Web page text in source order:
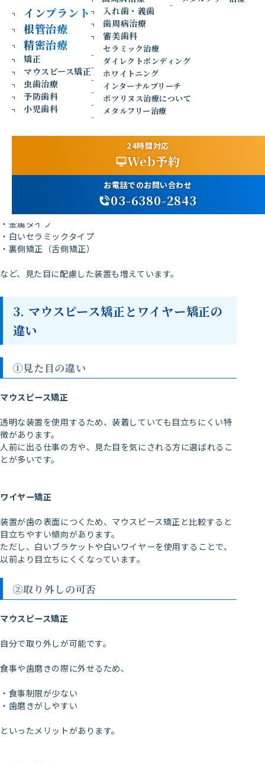
インプラント
根管治療
精密治療
矯正
マウスピース矯正
虫歯治療
予防歯科
小児歯科
入れ歯・義歯
歯周病治療
審美歯科
セラミック治療
ダイレクトボンディング
ホワイトニング
インターナルブリーチ
ボツリヌス治療について
メタルフリー治療
24時間対応
Web予約
お電話でのお問い合わせ
03-6380-2843
マウスピース矯正は、透明なマウスピース型装置を使用して
歯を動かしていく矯正方法です。
少しずつ形の異なるマウスピースへ交換しながら、段階的に
歯並びを整えていきます。
透明で目立ちにくいことから、近年人気が高まっている矯正
方法です。
2. ワイヤー矯正とは？
ワイヤー矯正は、歯の表面にブラケットという装置を装着し、ワイ
の力で歯を動かしていく矯正方法です。
昔から広く行われている治療方法で、幅広い症例に対応できる特徴
ます。
・金属タイプ
・白いセラミックタイプ
・裏側矯正（舌側矯正）
など、見た目に配慮した装置も増えています。
3. マウスピース矯正とワイヤー矯正の
違い
①見た目の違い
マウスピース矯正
透明な装置を使用するため、装着していても目立ちにくい特
徴があります。
人前に出る仕事の方や、見た目を気にされる方に選ばれるこ
とが多いです。
ワイヤー矯正
装置が歯の表面につくため、マウスピース矯正と比較すると
目立ちやすい傾向があります。
ただし、白いブラケットや白いワイヤーを使用することで、
以前より目立ちにくくなっています。
②取り外しの可否
マウスピース矯正
自分で取り外しが可能です。
食事や歯磨きの際に外せるため、
・食事制限が少ない
・歯磨きがしやすい
といったメリットがあります。